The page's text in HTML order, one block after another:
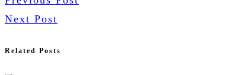
Next Post
Related Posts